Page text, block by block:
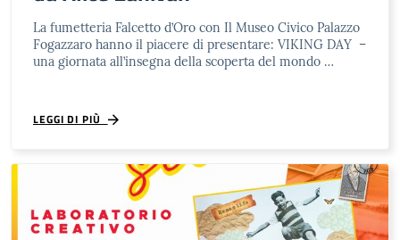
La fumetteria Falcetto d’Oro con Il Museo Civico Palazzo
Fogazzaro hanno il piacere di presentare: VIKING DAY –
una giornata all’insegna della scoperta del mondo …
LEGGI DI PIÙ